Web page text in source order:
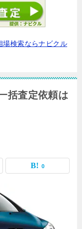
場検索ならナビクル
括査定依頼は
0